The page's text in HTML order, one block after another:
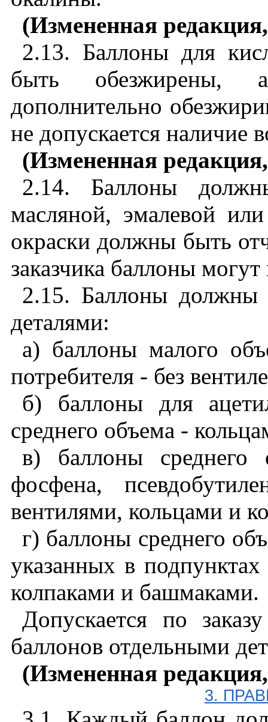
(Измененная
2.13. Баллоны для
быть обезжирены,
дополнительно
не допускается наличие
(Измененная
2.14. Баллоны
масляной, эмалевой
окраски должны быть
заказчика баллоны
2.15. Баллоны должны
деталями:
а) баллоны малого
потребителя - без
б) баллоны для
среднего объема -
в) баллоны среднего
фосфена,
вентилями, кольцами и
г) баллоны среднего
указанных в
колпаками и башмаками.
Допускается по
баллонов отдельными
(Измененная
3.